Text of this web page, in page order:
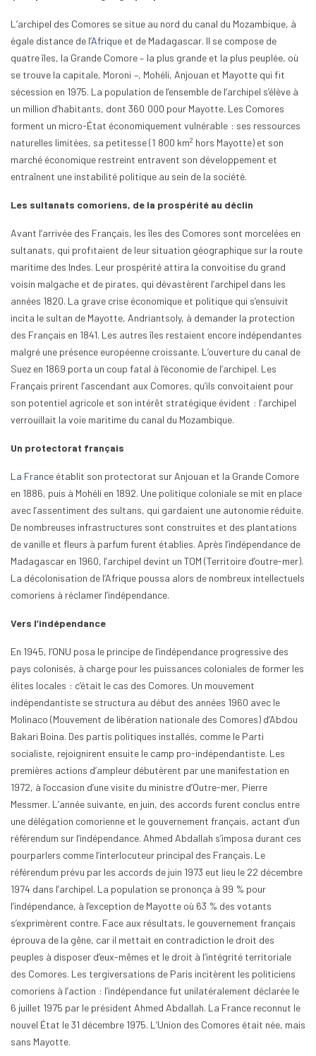
L’archipel des Comores se situe au nord du canal du Mozambique, à
égale distance de l’Afrique et de Madagascar. Il se compose de
quatre îles, la Grande Comore – la plus grande et la plus peuplée, où
se trouve la capitale, Moroni –, Mohéli, Anjouan et Mayotte qui fit
sécession en 1975. La population de l’ensemble de l’archipel s’élève à
un million d’habitants, dont 360 000 pour Mayotte. Les Comores
forment un micro-État économiquement vulnérable : ses ressources
naturelles limitées, sa petitesse (1 800 km2 hors Mayotte) et son
marché économique restreint entravent son développement et
entraînent une instabilité politique au sein de la société.
Les sultanats comoriens, de la prospérité au déclin
Avant l’arrivée des Français, les îles des Comores sont morcelées en
sultanats, qui profitaient de leur situation géographique sur la route
maritime des Indes. Leur prospérité attira la convoitise du grand
voisin malgache et de pirates, qui dévastèrent l’archipel dans les
années 1820. La grave crise économique et politique qui s’ensuivit
incita le sultan de Mayotte, Andriantsoly, à demander la protection
des Français en 1841. Les autres îles restaient encore indépendantes
malgré une présence européenne croissante. L’ouverture du canal de
Suez en 1869 porta un coup fatal à l’économie de l’archipel. Les
Français prirent l’ascendant aux Comores, qu’ils convoitaient pour
son potentiel agricole et son intérêt stratégique évident : l’archipel
verrouillait la voie maritime du canal du Mozambique.
Un protectorat français
La France établit son protectorat sur Anjouan et la Grande Comore
en 1886, puis à Mohéli en 1892. Une politique coloniale se mit en place
avec l’assentiment des sultans, qui gardaient une autonomie réduite.
De nombreuses infrastructures sont construites et des plantations
de vanille et fleurs à parfum furent établies. Après l’indépendance de
Madagascar en 1960, l’archipel devint un TOM (Territoire d’outre-mer).
La décolonisation de l’Afrique poussa alors de nombreux intellectuels
comoriens à réclamer l’indépendance.
Vers l’indépendance
En 1945, l’ONU posa le principe de l’indépendance progressive des
pays colonisés, à charge pour les puissances coloniales de former les
élites locales : c’était le cas des Comores. Un mouvement
indépendantiste se structura au début des années 1960 avec le
Molinaco (Mouvement de libération nationale des Comores) d’Abdou
Bakari Boina. Des partis politiques installés, comme le Parti
socialiste, rejoignirent ensuite le camp pro-indépendantiste. Les
premières actions d’ampleur débutèrent par une manifestation en
1972, à l’occasion d’une visite du ministre d’Outre-mer, Pierre
Messmer. L’année suivante, en juin, des accords furent conclus entre
une délégation comorienne et le gouvernement français, actant d’un
référendum sur l’indépendance. Ahmed Abdallah s’imposa durant ces
pourparlers comme l’interlocuteur principal des Français. Le
référendum prévu par les accords de juin 1973 eut lieu le 22 décembre
1974 dans l’archipel. La population se prononça à 99 % pour
l’indépendance, à l’exception de Mayotte où 63 % des votants
s’exprimèrent contre. Face aux résultats, le gouvernement français
éprouva de la gêne, car il mettait en contradiction le droit des
peuples à disposer d’eux-mêmes et le droit à l’intégrité territoriale
des Comores. Les tergiversations de Paris incitèrent les politiciens
comoriens à l’action : l’indépendance fut unilatéralement déclarée le
6 juillet 1975 par le président Ahmed Abdallah. La France reconnut le
nouvel État le 31 décembre 1975. L’Union des Comores était née, mais
sans Mayotte.